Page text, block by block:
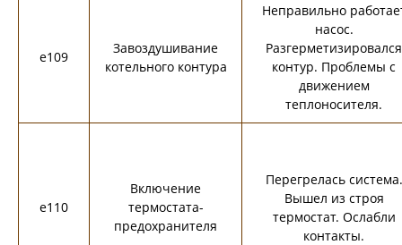
e109
Завоздушивание
котельного контура
Неправильно
насос.
Разгерметизировался
контур. Проблемы с
движением
теплоносителя.
e110
Включение
термостата-
предохранителя
Перегрелась система.
Вышел из строя
термостат. Ослабли
контакты.